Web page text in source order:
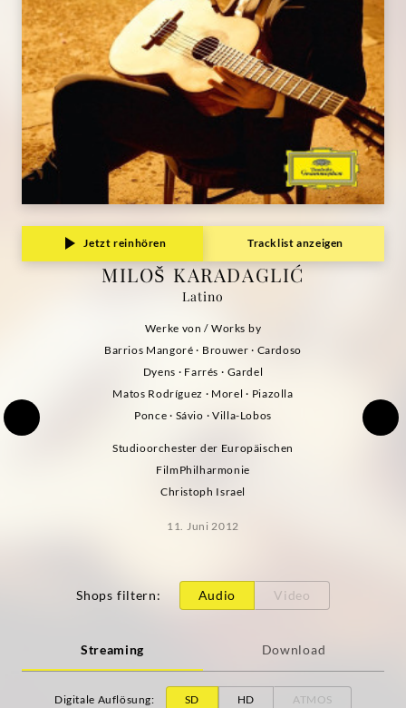
Jetzt reinhören Tracklist anzeigen
MILOŠ KARADAGLIĆ
Latino
Werke von / Works by
Barrios Mangoré · Brouwer · Cardoso
Dyens · Farrés · Gardel
Matos Rodríguez · Morel · Piazolla
Ponce · Sávio · Villa-Lobos
Studioorchester der Europäischen
FilmPhilharmonie
Christoph Israel
11. Juni 2012
Shops filtern: Audio Video
Streaming Download
Digitale Auflösung: SD HD ATMOS